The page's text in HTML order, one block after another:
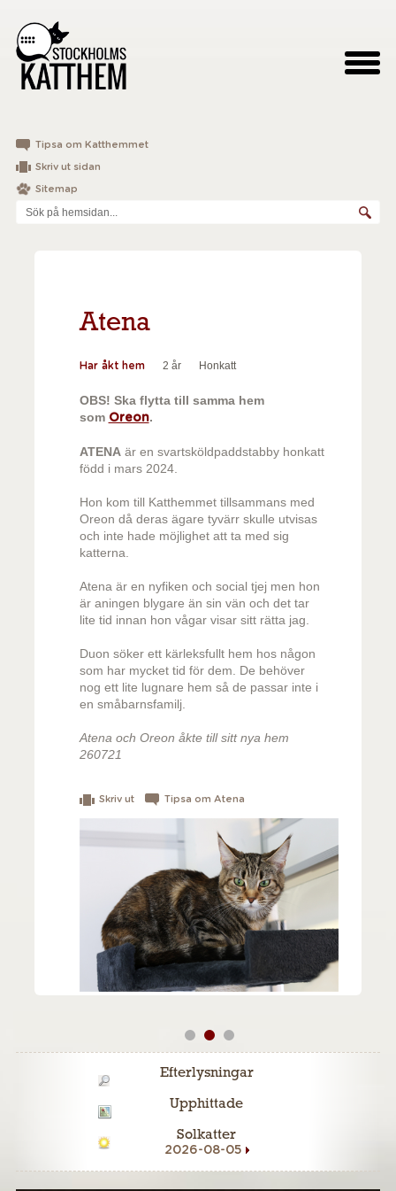
Tipsa om Katthemmet
Skriv ut sidan
Sitemap
Atena
Har åkt hem 2 år Honkatt
OBS! Ska flytta till samma hem
som Oreon.
ATENAär en svartsköldpaddstabby honkatt
född i mars 2024.
Hon kom till Katthemmet tillsammans med
Oreon då deras ägare tyvärr skulle utvisas
och inte hade möjlighet att ta med sig
katterna.
Atena är en nyfiken och social tjej men hon
är aningen blygare än sin vän och det tar
lite tid innan hon vågar visar sitt rätta jag.
Duon söker ett kärleksfullt hem hos någon
som har mycket tid för dem. De behöver
nog ett lite lugnare hem så de passar inte i
en småbarnsfamilj.
Atena och Oreon åkte till sitt nya hem
260721
Skriv ut Tipsa om Atena
Efterlysningar
Upphittade
Solkatter
2026-08-05